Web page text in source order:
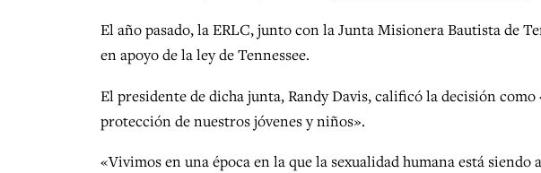
El año pasado, la ERLC, junto con la Junta Misionera Bautista de
en apoyo de la ley de Tennessee.
El presidente de dicha junta, Randy Davis, calificó la decisión
protección de nuestros jóvenes y niños».
«Vivimos en una época en la que la sexualidad humana está siendo